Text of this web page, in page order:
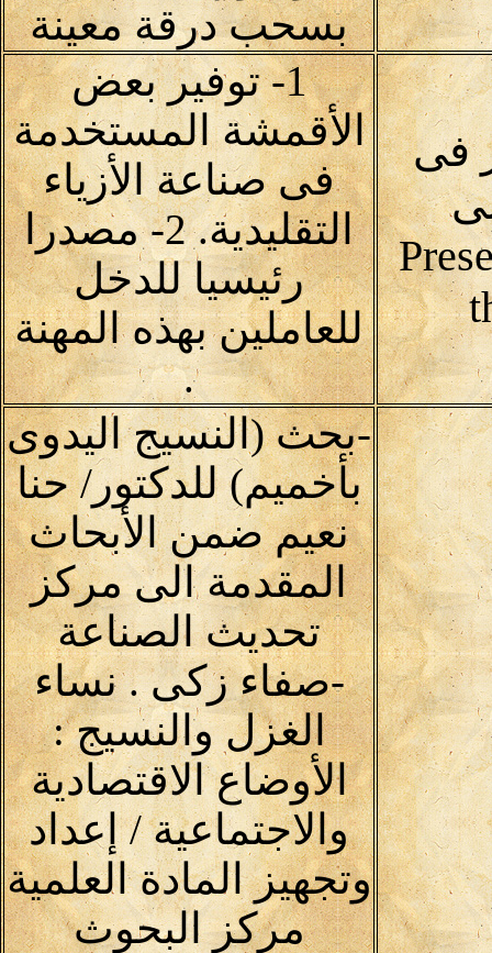
بسحب درقة معينة
فى
1- توفير بعض
الأقمشة المستخدمة
فى صناعة الأزياء
التقليدية. 2- مصدرا
رئيسيا للدخل
للعاملين بهذه المهنة
.
-بحث (النسيج اليدوى
بأخميم) للدكتور/ حنا
نعيم ضمن الأبحاث
المقدمة الى مركز
تحديث الصناعة
-صفاء زكى . نساء
الغزل والنسيج :
الأوضاع الاقتصادية
والاجتماعية / إعداد
وتجهيز المادة العلمية
مركز البحوث